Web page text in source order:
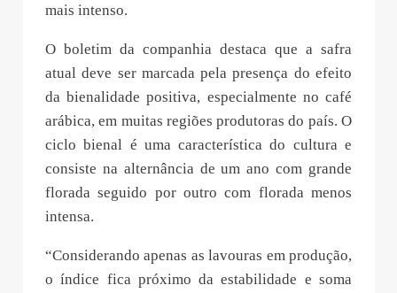
mais intenso.
O boletim da companhia destaca que a safra
atual deve ser marcada pela presença do efeito
da bienalidade positiva, especialmente no café
arábica, em muitas regiões produtoras do país. O
ciclo bienal é uma característica do cultura e
consiste na alternância de um ano com grande
florada seguido por outro com florada menos
intensa.
“Considerando apenas as lavouras em produção,
o índice fica próximo da estabilidade e soma